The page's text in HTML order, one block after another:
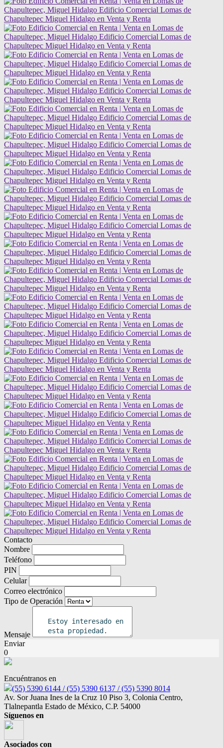
Contacto
Nombre
Teléfono
PIN
Celular
Correo electrónico
Tipo de Operación
Mensaje
Enviar
0
Encuéntranos en
(55) 5390 6144 / (55) 5390 6137 / (55) 5390 8014
Av. Sor Juana Ines de la Cruz 10 Piso 3, Colonia Centro,
Tlalnepantla Estado de México, C.P. 54000
Síguenos en
Asociados con